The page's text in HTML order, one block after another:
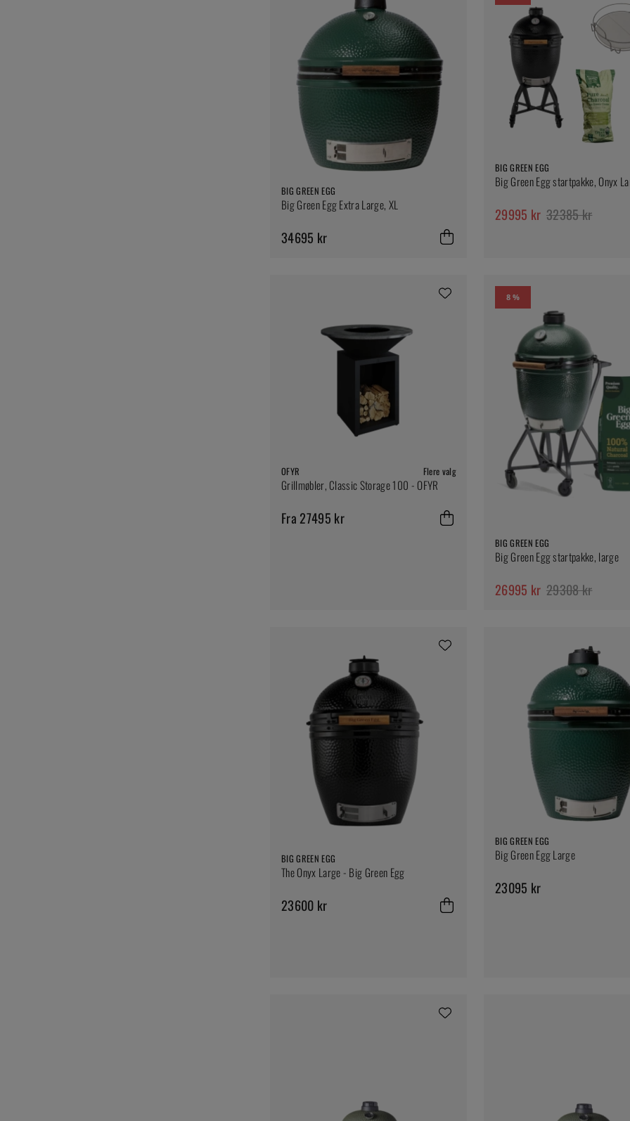
BIG GREEN EGG
Big Green Egg Extra Large, XL
34695 kr
BIG GREEN EGG
Big Green Egg startpakke, Onyx
29995 kr 32385 kr
OFYR Flere valg
Grillmøbler, Classic Storage 100 - OFYR
Fra 27495 kr
8 %
BIG GREEN EGG
Big Green Egg startpakke, large
26995 kr 29308 kr
BIG GREEN EGG
The Onyx Large - Big Green Egg
23600 kr
BIG GREEN EGG
Big Green Egg Large
23095 kr